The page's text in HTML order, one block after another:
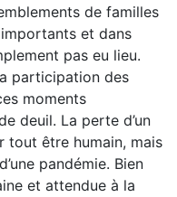
de familles
et dans
pas eu lieu.
participation des
moments
deuil. La perte d’un
être humain, mais
pandémie. Bien
et attendue à la